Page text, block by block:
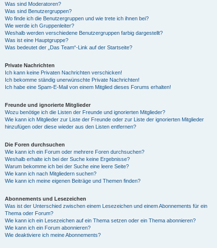
Was sind Moderatoren?
Was sind Benutzergruppen?
Wo finde ich die Benutzergruppen und wie trete ich ihnen bei?
Wie werde ich Gruppenleiter?
Weshalb werden verschiedene Benutzergruppen farbig dargestellt?
Was ist eine Hauptgruppe?
Was bedeutet der „Das Team“-Link auf der Startseite?
Private Nachrichten
Ich kann keine Privaten Nachrichten verschicken!
Ich bekomme ständig unerwünschte Private Nachrichten!
Ich habe eine Spam-E-Mail von einem Mitglied dieses Forums erhalten!
Freunde und ignorierte Mitglieder
Wozu benötige ich die Listen der Freunde und ignorierten Mitglieder?
Wie kann ich Mitglieder zur Liste der Freunde oder zur Liste der ignorierten Mitglieder
hinzufügen oder diese wieder aus den Listen entfernen?
Die Foren durchsuchen
Wie kann ich ein Forum oder mehrere Foren durchsuchen?
Weshalb erhalte ich bei der Suche keine Ergebnisse?
Warum bekomme ich bei der Suche eine leere Seite?
Wie kann ich nach Mitgliedern suchen?
Wie kann ich meine eigenen Beiträge und Themen finden?
Abonnements und Lesezeichen
Was ist der Unterschied zwischen einem Lesezeichen und einem Abonnements für ein
Thema oder Forum?
Wie kann ich ein Lesezeichen auf ein Thema setzen oder ein Thema abonnieren?
Wie kann ich ein Forum abonnieren?
Wie deaktiviere ich meine Abonnements?